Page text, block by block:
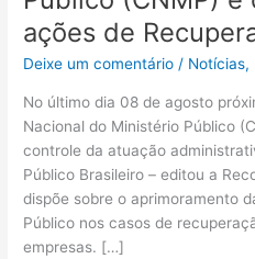
ações de
Deixe um comentário / Notícias,
No último dia 08 de agosto
Nacional do Ministério Público
controle da atuação
Público Brasileiro – editou a
dispõe sobre o aprimoramento
Público nos casos de
empresas. […]
Recuperação
Judicial